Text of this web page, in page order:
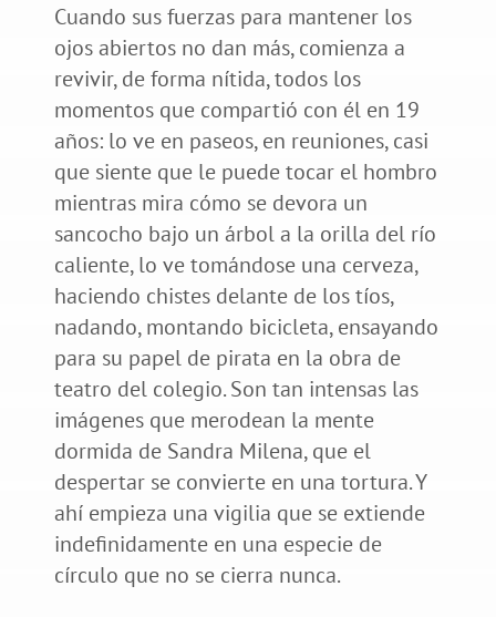
Cuando sus fuerzas para mantener los
ojos abiertos no dan más, comienza a
revivir, de forma nítida, todos los
momentos que compartió con él en 19
años: lo ve en paseos, en reuniones, casi
que siente que le puede tocar el hombro
mientras mira cómo se devora un
sancocho bajo un árbol a la orilla del río
caliente, lo ve tomándose una cerveza,
haciendo chistes delante de los tíos,
nadando, montando bicicleta, ensayando
para su papel de pirata en la obra de
teatro del colegio. Son tan intensas las
imágenes que merodean la mente
dormida de Sandra Milena, que el
despertar se convierte en una tortura. Y
ahí empieza una vigilia que se extiende
indefinidamente en una especie de
círculo que no se cierra nunca.